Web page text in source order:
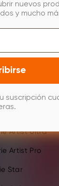
Artist Ultra
Artist Pro
Star
nuevos
y mucho
suscripción